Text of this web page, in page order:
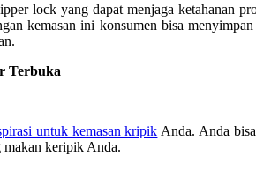
lock yang dapat menjaga ketahanan
kemasan ini konsumen bisa
Terbuka
untuk kemasan kripik Anda. Anda
makan keripik Anda.